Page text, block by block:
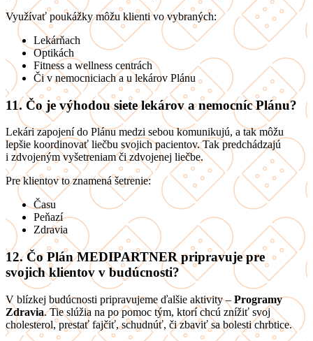
Využívať poukážky môžu klienti vo vybraných:
Lekárňach
Optikách
Fitness a wellness centrách
Či v nemocniciach a u lekárov Plánu
11. Čo je výhodou siete lekárov a nemocníc Plánu?
Lekári zapojení do Plánu medzi sebou komunikujú, a tak môžu
lepšie koordinovať liečbu svojich pacientov. Tak predchádzajú
i zdvojeným vyšetreniam či zdvojenej liečbe.
Pre klientov to znamená šetrenie:
Času
Peňazí
Zdravia
12. Čo Plán MEDIPARTNER pripravuje pre
svojich klientov v budúcnosti?
V blízkej budúcnosti pripravujeme ďalšie aktivity – Programy
Zdravia. Tie slúžia na po pomoc tým, ktorí chcú znížiť svoj
cholesterol, prestať fajčiť, schudnúť, či zbaviť sa bolesti chrbtice.